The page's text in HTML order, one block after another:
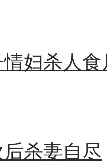
妇杀人食
杀妻自尽